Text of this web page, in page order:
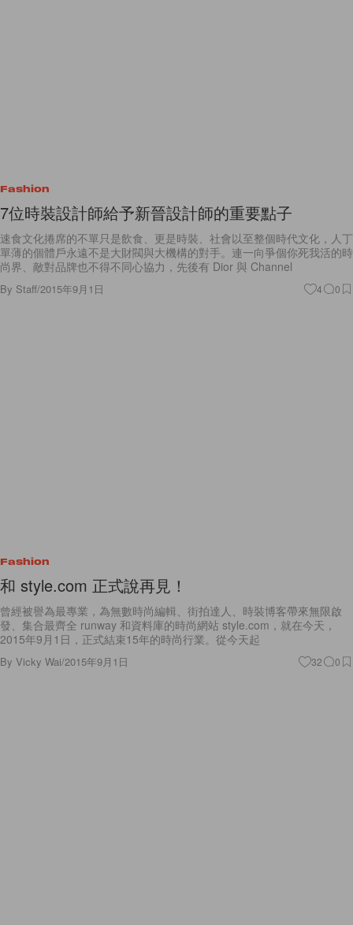
Fashion
7位時裝設計師給予新晉設計師的重要點子
速食文化捲席的不單只是飲食、更是時裝、社會以至整個時代文化，人丁
單薄的個體戶永遠不是大財閥與大機構的對手。連一向爭個你死我活的時
尚界、敵對品牌也不得不同心協力，先後有 Dior 與 Channel
By Staff/2015年9月1日 4 0
Fashion
和 style.com 正式說再見！
曾經被譽為最專業，為無數時尚編輯、街拍達人、時裝博客帶來無限啟
發、集合最齊全 runway 和資料庫的時尚網站 style.com，就在今天，
2015年9月1日，正式結束15年的時尚行業。從今天起
By Vicky Wai/2015年9月1日 32 0